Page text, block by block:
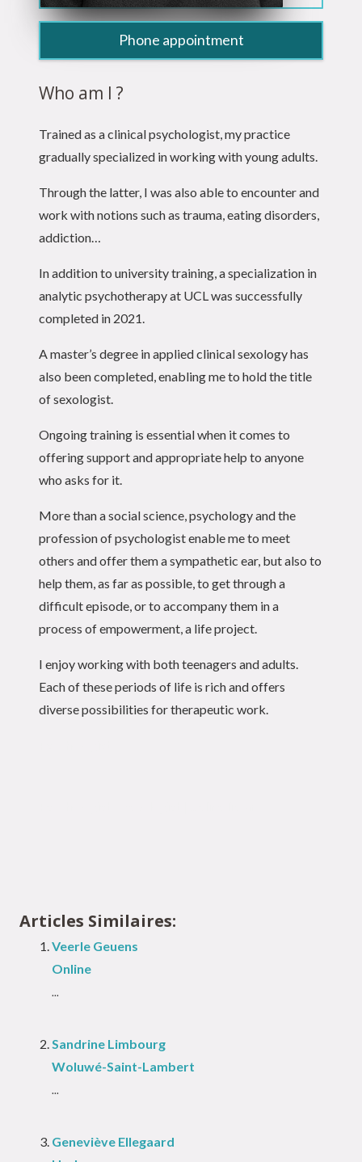
Phone appointment
Who am I ?
Trained as a clinical psychologist, my practice
gradually specialized in working with young adults.
Through the latter, I was also able to encounter and
work with notions such as trauma, eating disorders,
addiction…
In addition to university training, a specialization in
analytic psychotherapy at UCL was successfully
completed in 2021.
A master’s degree in applied clinical sexology has
also been completed, enabling me to hold the title
of sexologist.
Ongoing training is essential when it comes to
offering support and appropriate help to anyone
who asks for it.
More than a social science, psychology and the
profession of psychologist enable me to meet
others and offer them a sympathetic ear, but also to
help them, as far as possible, to get through a
difficult episode, or to accompany them in a
process of empowerment, a life project.
I enjoy working with both teenagers and adults.
Each of these periods of life is rich and offers
diverse possibilities for therapeutic work.
Articles Similaires:
Veerle Geuens
Online
...
Sandrine Limbourg
Woluwé-Saint-Lambert
...
Geneviève Ellegaard